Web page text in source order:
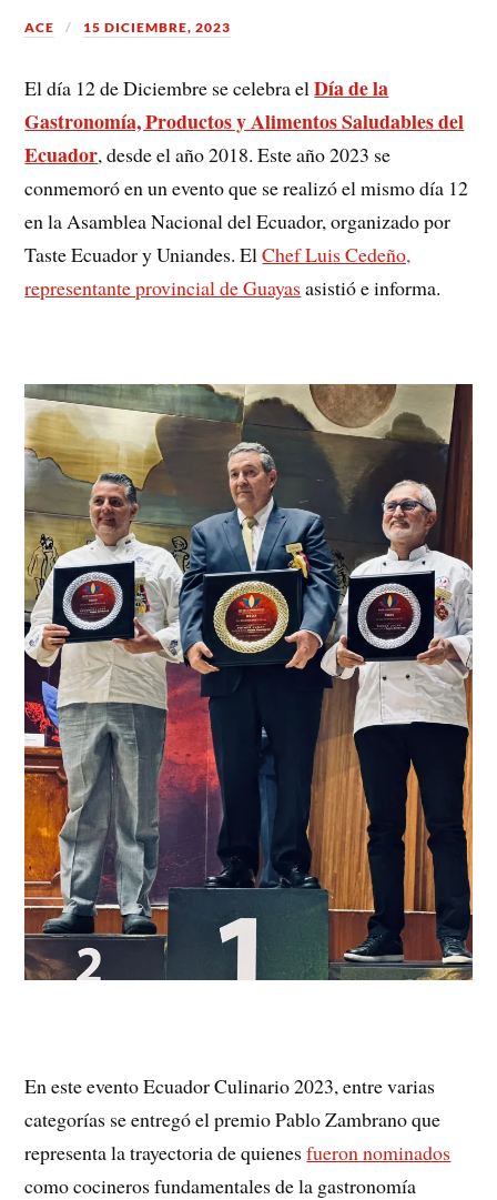
ACE 15 DICIEMBRE, 2023
El día 12 de Diciembre se celebra elDía de la
Gastronomía, Productos y Alimentos Saludables del
Ecuador, desde el año 2018. Este año 2023 se
conmemoró en un evento que se realizó el mismo día 12
en la Asamblea Nacional del Ecuador, organizado por
Taste Ecuador y Uniandes. ElChef Luis Cedeño,
representante provincial de Guayas asistió e informa.
En este evento Ecuador Culinario 2023, entre varias
categorías se entregó el premio Pablo Zambrano que
representa la trayectoria de quienesfueron nominados
como cocineros fundamentales de la gastronomía